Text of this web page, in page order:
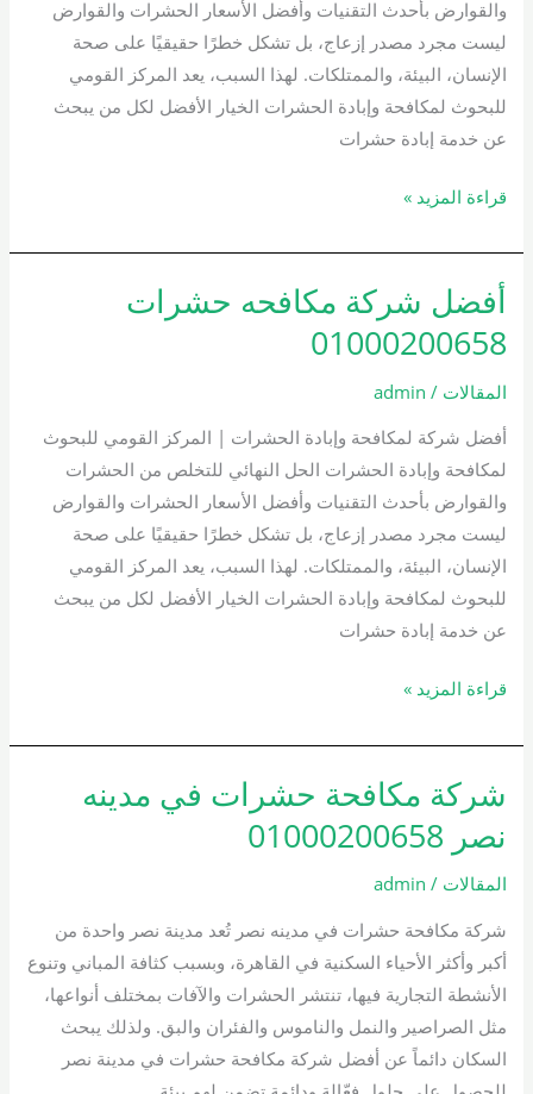
والقوارض بأحدث التقنيات وأفضل الأسعار الحشرات والقوارض
ليست مجرد مصدر إزعاج، بل تشكل خطرًا حقيقيًا على صحة
الإنسان، البيئة، والممتلكات. لهذا السبب، يعد المركز القومي
للبحوث لمكافحة وإبادة الحشرات الخيار الأفضل لكل من يبحث
عن خدمة إبادة حشرات
قراءة المزيد »
أفضل شركة مكافحه حشرات
01000200658
المقالات /
admin
أفضل شركة لمكافحة وإبادة الحشرات | المركز القومي للبحوث
لمكافحة وإبادة الحشرات الحل النهائي للتخلص من الحشرات
والقوارض بأحدث التقنيات وأفضل الأسعار الحشرات والقوارض
ليست مجرد مصدر إزعاج، بل تشكل خطرًا حقيقيًا على صحة
الإنسان، البيئة، والممتلكات. لهذا السبب، يعد المركز القومي
للبحوث لمكافحة وإبادة الحشرات الخيار الأفضل لكل من يبحث
عن خدمة إبادة حشرات
أفضل
شركة
مكافحه
حشرات
01000200658
قراءة المزيد »
شركة مكافحة حشرات في مدينه
نصر 01000200658
المقالات /
admin
شركة مكافحة حشرات في مدينه نصر تُعد مدينة نصر واحدة من
أكبر وأكثر الأحياء السكنية في القاهرة، وبسبب كثافة المباني وتنوع
الأنشطة التجارية فيها، تنتشر الحشرات والآفات بمختلف أنواعها،
مثل الصراصير والنمل والناموس والفئران والبق. ولذلك يبحث
السكان دائماً عن أفضل شركة مكافحة حشرات في مدينة نصر
شركة
مكافحة
حشرات
في
نصر
01000200658